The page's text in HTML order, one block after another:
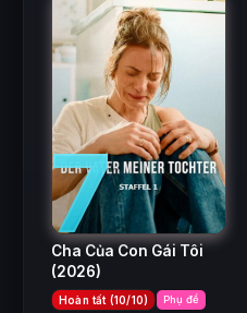
7
Cha Của Con Gái Tôi
(2026)
Hoàn tất (10/10) Phụ đề